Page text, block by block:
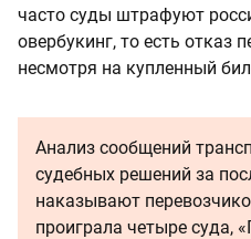
часто суды штрафуют
овербукинг, то есть отказ
несмотря на купленный
Анализ сообщений
судебных решений за
наказывают
проиграла четыре суда,